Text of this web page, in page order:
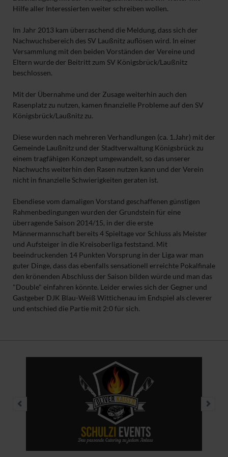
Hilfe aller Interessierten weiter schreiben wollen.
Im Jahr 2013 kam überraschend die Meldung, dass sich der
Nachwuchsbereich des SV Laußnitz auflösen wird. In einer
Versammlung mit den beiden Vorständen der Vereine und
Eltern wurde der Beitritt zum SV Königsbrück/Laußnitz
beschlossen.
Mit der Übernahme und der Zusage weiterhin auch den
Rasenplatz zu nutzen, kamen finanzielle Probleme auf den SV
Königsbrück/Laußnitz zu.
Diese wurden nach mehreren Verhandlungen (ca. 1.Jahr) mit der
Gemeinde Laußnitz und der Stadtverwaltung Königsbrück zu
einem tragfähigen Konzept umgewandelt, so das unserer
Nachwuchs weiterhin den Rasen nutzen kann und der Verein
nicht in finanzielle Schwierigkeiten geraten ist.
Ebendiese vom damaligen Vorstand geschaffenen günstigen
Rahmenbedingungen wurden der Grundstein für eine
überragende Saison 2014/15, in der die erste
Männermannschaft bereits 4 Spieltage vor Schluss als Meister
und Aufsteiger in die Kreisoberliga feststand. Mit
beeindruckenden 14 Punkten Vorsprung in der Liga war man
guter Dinge, dass das ebenfalls sensationell erreichte Pokalfinale
den krönenden Abschluss der Saison bilden würde und man das
"Double" einfahren könnte. Leider erwies sich der Gegner und
Gastgeber DJK Blau-Weiß Wittichenau im Endspiel als cleverer
und entschied die Partie mit 2:0 für sich.